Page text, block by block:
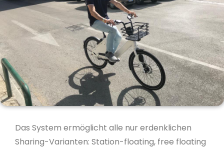
Das System ermöglicht alle nur erdenklichen
Sharing-Varianten: Station-floating, free floating